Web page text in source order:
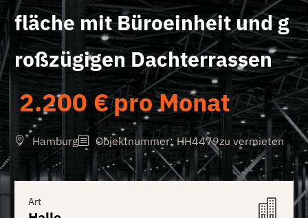
fläche mit Büroeinheit und g
roßzügigen Dachterrassen
2.200 €pro Monat
Hamburg Objektnummer: HH4479zu vermieten
Art